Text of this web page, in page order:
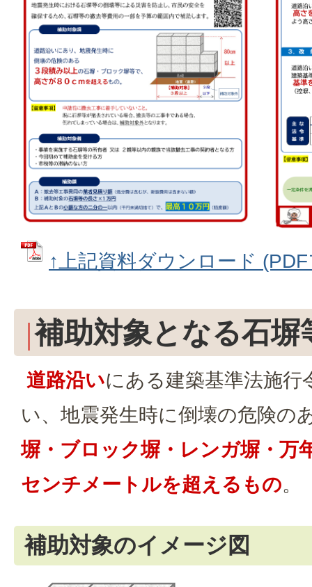
↑上記資料ダウンロード
補助対象となる石塀
道路沿いにある建築基準法施行
い、地震発生時に倒壊の危険の
塀・ブロック塀・レンガ塀・万
センチメートルを超えるもの。
補助対象のイメージ図